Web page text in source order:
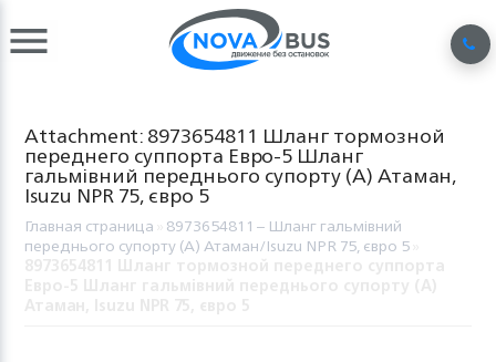
Attachment: 8973654811 Шланг тормозной
переднего суппорта Евро-5 Шланг
гальмівний переднього супорту (A) Атаман,
Isuzu NPR 75, євро 5
Главная страница 8973654811 – Шланг гальмівний
переднього супорту (A) Атаман/Isuzu NPR 75, євро 5